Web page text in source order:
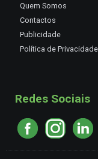
Quem Somos
Contactos
Publicidade
Política de Privacidade
Redes Sociais